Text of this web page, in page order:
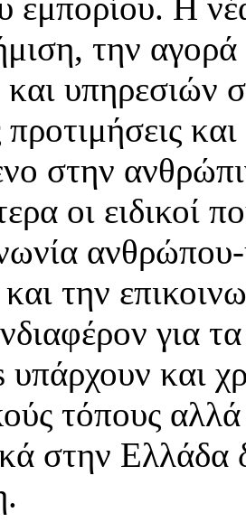
την
υπηρεσιών
στην
οι ειδικοί
την
για
και
τόπους
στην Ελλάδα